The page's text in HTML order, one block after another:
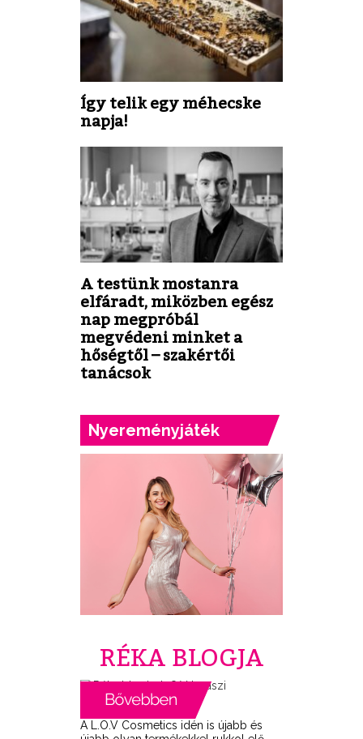
Így telik egy méhecske
napja!
A testünk mostanra
elfáradt, miközben egész
nap megpróbál
megvédeni minket a
hőségtől – szakértői
tanácsok
Nyereményjáték
RÉKA BLOGJA
A L.O.V Cosmetics idén is újabb és